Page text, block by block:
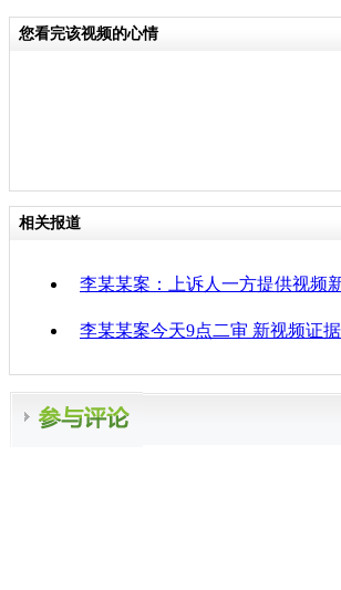
您看完该视频的心情
相关报道
李某某案：上诉人一方提供视频
李某某案今天9点二审 新视频证